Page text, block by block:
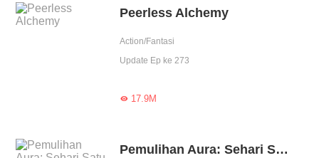
Peerless Alchemy
Action/Fantasi
Update Ep ke 273
17.9M
Pemulihan Aura: Sehari Satu Kemampuan